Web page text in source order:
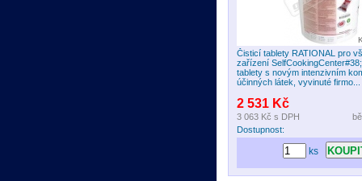
Čisticí tablety RATIONAL pro
zařízení
tablety s novým intenzivním
účinných látek, vyvinuté firmo...
2 531 Kč
3 063 Kč s DPH
Dostupnost:
ks